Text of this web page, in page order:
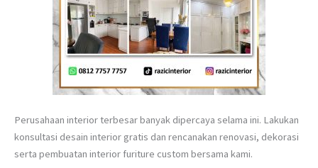
Perusahaan interior terbesar banyak dipercaya selama ini. Lakukan
konsultasi desain interior gratis dan rencanakan renovasi, dekorasi
serta pembuatan interior furiture custom bersama kami.